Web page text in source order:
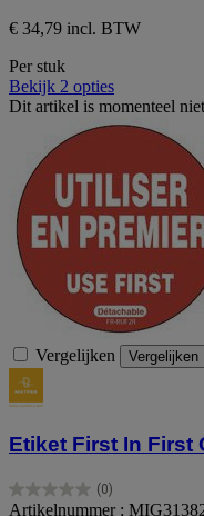
€ 34,79 incl. BTW
Per stuk
Bekijk 2 opties
Dit artikel is momenteel
Vergelijken Vergelijken
Etiket First In First
(0)
0.0
Artikelnummer :